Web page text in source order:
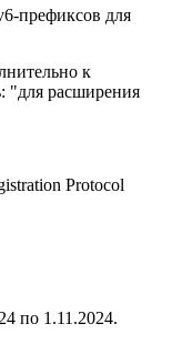
префиксов для
к
"для расширения
Protocol
по 1.11.2024.